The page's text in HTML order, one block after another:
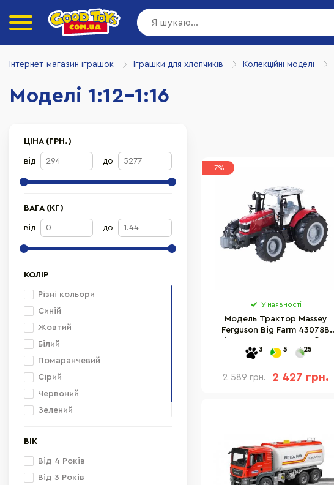
Інтернет-магазин іграшок Іграшки для хлопчиків Колекційні моделі
Моделі 1:12-1:16
ЦІНА (ГРН.)
від до
ВАГА (КГ)
від до
КОЛІР
Різні кольори
Синій
Жовтий
Білий
Помаранчевий
Сірий
Червоний
Зелений
ВІК
Від 4 Років
Від 3 Років
-7%
У наявності
Модель Трактор Massey
Ferguson Big Farm 43078B
3 5 25
2 589 грн. 2 427 грн.